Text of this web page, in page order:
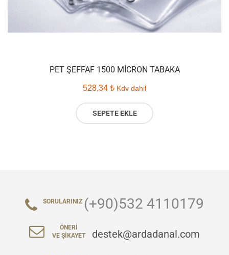
PET ŞEFFAF 1500 MICRON TABAKA
528,34 ₺ Kdv dahil
SEPETE EKLE
SORULARINIZ (+90)532 4110179
ÖNERI
VE ŞIKAYET
destek@ardadanal.com